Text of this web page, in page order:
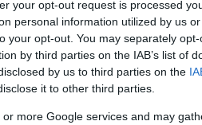
your opt-out request is processed
personal information utilized by us
your opt-out. You may separately
by third parties on the IAB’s list of
by us to third parties on the
it to other third parties.
more Google services and may
σε